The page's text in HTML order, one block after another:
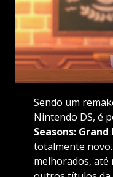
Sendo um
Nintendo DS, é
Seasons: Grand
totalmente
melhorados, até